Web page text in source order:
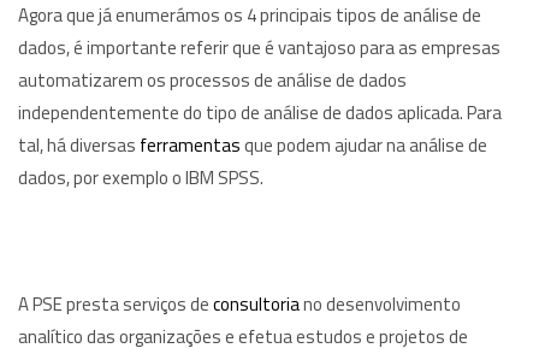
Agora que já enumerámos os 4 principais tipos de análise de
dados, é importante referir que é vantajoso para as empresas
automatizarem os processos de análise de dados
independentemente do tipo de análise de dados aplicada. Para
tal, há diversas ferramentasque podem ajudar na análise de
dados, por exemplo o IBM SPSS.
A PSE presta serviços deconsultoriano desenvolvimento
analítico das organizações e efetua estudos e projetos de